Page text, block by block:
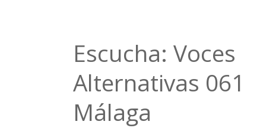
Escucha: Voces
Alternativas 061
Málaga